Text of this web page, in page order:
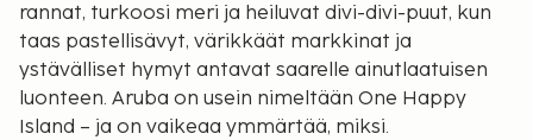
rannat, turkoosi meri ja heiluvat divi-divi-puut, kun
taas pastellisävyt, värikkäät markkinat ja
ystävälliset hymyt antavat saarelle ainutlaatuisen
luonteen. Aruba on usein nimeltään One Happy
Island – ja on vaikeaa ymmärtää, miksi.